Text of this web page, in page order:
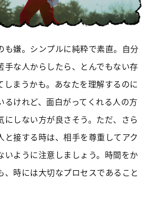
も嫌。シンプルに純粋で素直。自分
手な人からしたら、とんでもない存
しまうかも。あなたを理解するのに
るけれど、面白がってくれる人の方
にしない方が良さそう。ただ、さら
と接する時は、相手を尊重してアク
いように注意しましょう。時間をか
、時には大切なプロセスであること